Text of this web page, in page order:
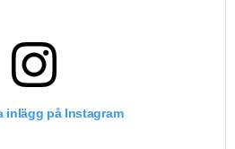
inlägg på Instagram